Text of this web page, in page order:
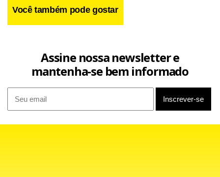
Você também pode gostar
Assine nossa newsletter e
mantenha-se bem informado